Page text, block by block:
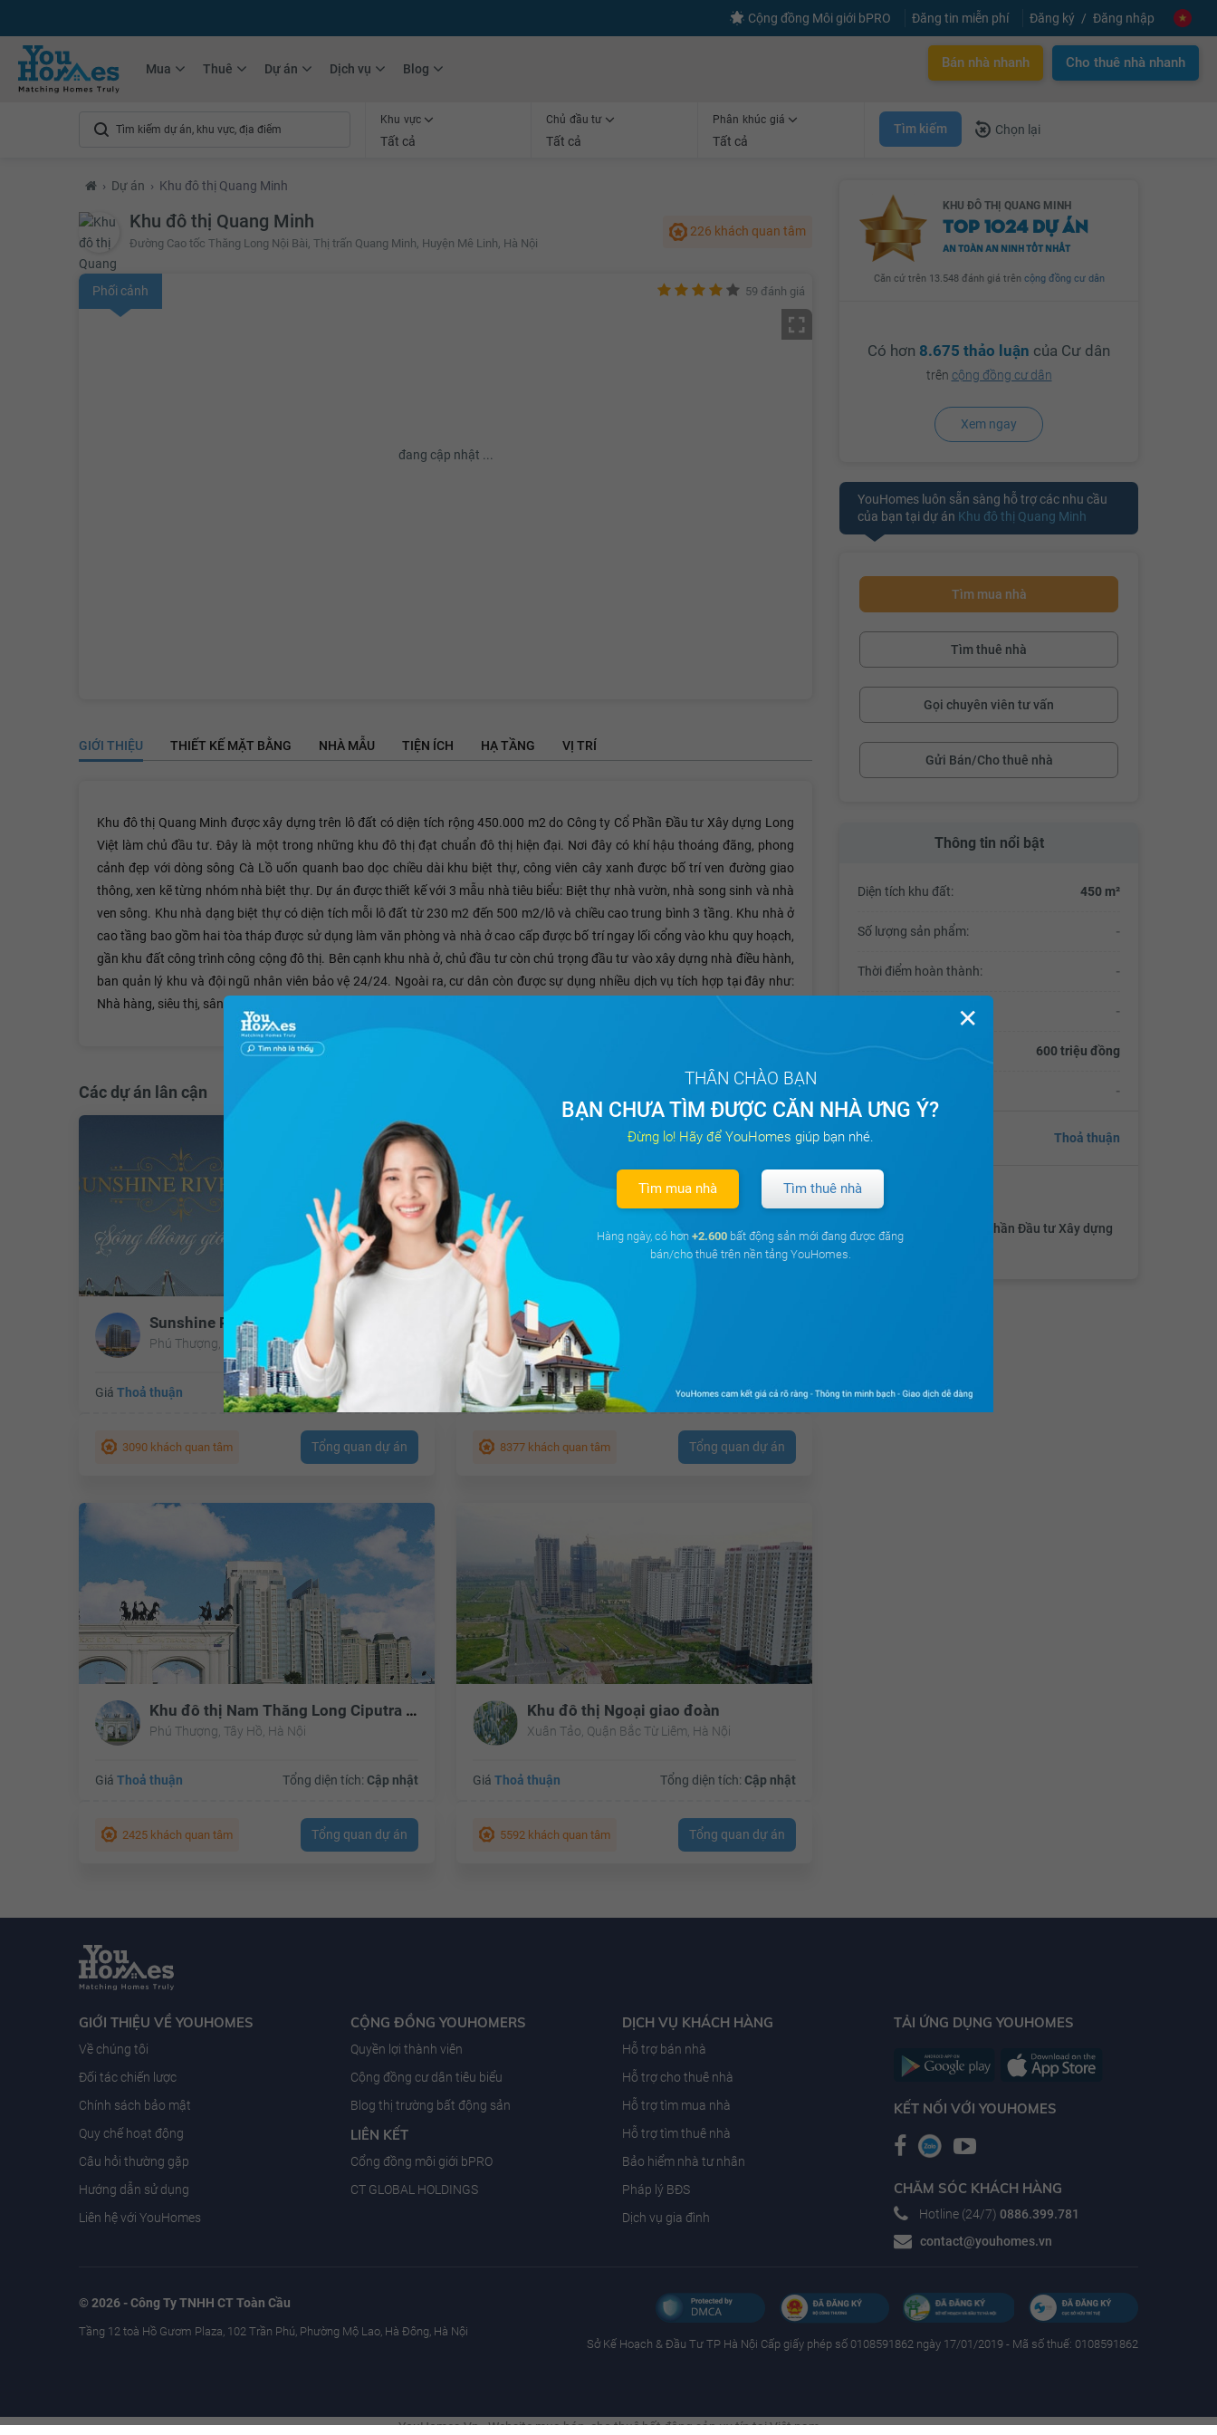
Cộng đồng Môi giới bPRO Đăng tin miễn phí Đăng ký Đăng nhập
Mua Thuê Dự án Dịch vụ Blog Bán nhà nhanh Cho thuê nhà nhanh
Khu vực
Tất cả
Chủ đầu tư
Tất cả
Phân khúc giá
Tất cả
Tìm kiếm Chọn lại
› Dự án › Khu đô thị Quang Minh
Khu đô thị Quang Minh
Đường Cao tốc Thăng Long Nội Bài, Thị trấn Quang Minh, Huyện Mê Linh, Hà Nội
226 khách quan tâm
Phối cảnh 59 đánh giá
đang cập nhật ...
GIỚI THIỆU THIẾT KẾ MẶT BẰNG NHÀ MẪU TIỆN ÍCH HẠ TẦNG VỊ TRÍ
Khu đô thị Quang Minh được xây dựng trên lô đất có diện tích rộng 450.000 m2 do Công ty Cổ Phần Đầu tư Xây dựng Long
Việt làm chủ đầu tư. Đây là một trong những khu đô thị đạt chuẩn đô thị hiện đại. Nơi đây có khí hậu thoáng đãng, phong
cảnh đẹp với dòng sông Cà Lồ uốn quanh bao dọc chiều dài khu biệt thự, công viên cây xanh được bố trí ven đường giao
thông, xen kẽ từng nhóm nhà biệt thự. Dự án được thiết kế với 3 mẫu nhà tiêu biểu: Biệt thự nhà vườn, nhà song sinh và nhà
ven sông. Khu nhà dạng biệt thự có diện tích mỗi lô đất từ 230 m2 đến 500 m2/lô và chiều cao trung bình 3 tầng. Khu nhà ở
cao tầng bao gồm hai tòa tháp được sử dụng làm văn phòng và nhà ở cao cấp được bố trí ngay lối cổng vào khu quy hoạch,
gần khu đất công trình công cộng đô thị. Bên cạnh khu nhà ở, chủ đầu tư còn chú trọng đầu tư vào xây dựng nhà điều hành,
ban quản lý khu và đội ngũ nhân viên bảo vệ 24/24. Ngoài ra, cư dân còn được sự dụng nhiều dịch vụ tích hợp tại đây như:
Nhà hàng, siêu thị, sân golf, sân tennis, khu thể thao, massage, spa...
Các dự án lân cận
Sunshine Riverside
Phú Thượng, Tây Hồ, Hà Nội
Giá Thoả thuận Tổng diện tích:
3090 khách quan tâm Tổng quan dự án
Pentstudio Tây Hồ
Phú Thượng, Quận Tây Hồ, Hà Nội
Giá từ2.6 tỷ Tổng diện tích:2.758 m²
8377 khách quan tâm Tổng quan dự án
Khu đô thị Nam Thăng Long Ciputra Hanoi
Phú Thượng, Tây Hồ, Hà Nội
Giá Thoả thuận Tổng diện tích: Cập nhật
2425 khách quan tâm Tổng quan dự án
Khu đô thị Ngoại giao đoàn
Xuân Tảo, Quận Bắc Từ Liêm, Hà Nội
Giá Thoả thuận Tổng diện tích: Cập nhật
5592 khách quan tâm Tổng quan dự án
KHU ĐÔ THỊ QUANG MINH
TOP 1024 DỰ ÁN
AN TOÀN AN NINH TỐT NHẤT
Căn cứ trên 13.548 đánh giá trên cộng đồng cư dân
Có hơn 8.675 thảo luận của Cư dân
trên cộng đồng cư dân
Xem ngay
YouHomes luôn sẵn sàng hỗ trợ các nhu cầu
của bạn tại dự án Khu đô thị Quang Minh
Tìm mua nhà
Tìm thuê nhà
Gọi chuyên viên tư vấn
Gửi Bán/Cho thuê nhà
Thông tin nổi bật
Diện tích khu đất: 450 m²
Số lượng sản phẩm: -
Thời điểm hoàn thành: -
-
Tổng số vốn đầu tư: 600 triệu đồng
-
Giá Thoả thuận
Chủ đầu tư
Công ty Cổ Phần Đầu tư Xây dựng
GIỚI THIỆU VỀ YOUHOMES
Về chúng tôi
Đối tác chiến lược
Chính sách bảo mật
Quy chế hoạt động
Câu hỏi thường gặp
Hướng dẫn sử dụng
Liên hệ với YouHomes
CỘNG ĐỒNG YOUHOMERS
Quyền lợi thành viên
Cộng đồng cư dân tiêu biểu
Blog thị trường bất động sản
LIÊN KẾT
Cổng đồng môi giới bPRO
CT GLOBAL HOLDINGS
DỊCH VỤ KHÁCH HÀNG
Hỗ trợ bán nhà
Hỗ trợ cho thuê nhà
Hỗ trợ tìm mua nhà
Hỗ trợ tìm thuê nhà
Bảo hiểm nhà tư nhân
Pháp lý BĐS
Dịch vụ gia đình
TẢI ỨNG DỤNG YOUHOMES
KẾT NỐI VỚI YOUHOMES
CHĂM SÓC KHÁCH HÀNG
Hotline (24/7) 0886.399.781
contact@youhomes.vn
© 2026 - Công Ty TNHH CT Toàn Cầu
Tầng 12 toà Hồ Gươm Plaza, 102 Trần Phú, Phường Mộ Lao, Hà Đông, Hà Nội
Sở Kế Hoạch & Ðầu Tư TP Hà Nội Cấp giấy phép số 0108591862 ngày 17/01/2019 - Mã số thuế: 0108591862
YouHomes.Vn - Website mua bán, cho thuê bất động sản uy tín tại Việt nam
✕
THÂN CHÀO BẠN
BẠN CHƯA TÌM ĐƯỢC CĂN NHÀ ƯNG Ý?
Đừng lo! Hãy để YouHomes giúp bạn nhé.
Tìm mua nhà Tìm thuê nhà
Hàng ngày, có hơn +2.600 bất động sản mới đang được đăng
bán/cho thuê trên nền tảng YouHomes.